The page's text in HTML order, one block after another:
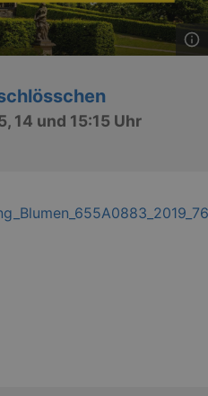
14 und 15:15 Uhr